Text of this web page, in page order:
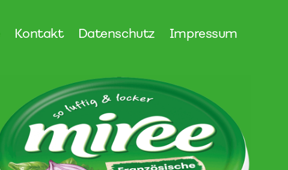
Kontakt Datenschutz Impressum